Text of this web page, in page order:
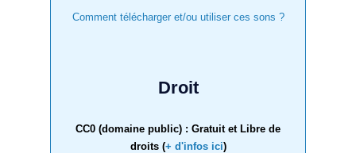
Comment télécharger et/ou utiliser ces sons ?
Droit
CC0 (domaine public) : Gratuit et Libre de
droits (+ d'infos ici)